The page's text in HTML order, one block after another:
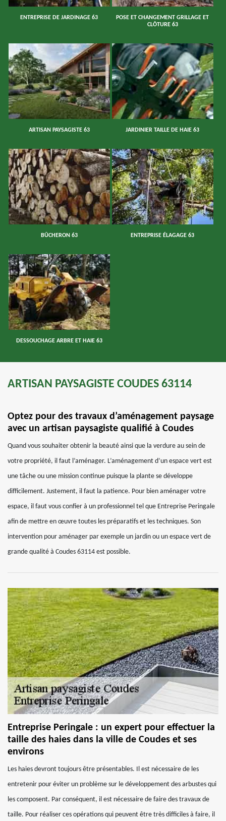
ENTREPRISE DE JARDINAGE 63
POSE ET CHANGEMENT GRILLAGE ET
CLÔTURE 63
ARTISAN PAYSAGISTE 63 JARDINIER TAILLE DE HAIE 63
BÛCHERON 63 ENTREPRISE ÉLAGAGE 63
DESSOUCHAGE ARBRE ET HAIE 63
ARTISAN PAYSAGISTE COUDES 63114
Optez pour des travaux d’aménagement paysage
avec un artisan paysagiste qualifié à Coudes
Quand vous souhaiter obtenir la beauté ainsi que la verdure au sein de
votre propriété, il faut l’aménager. L’aménagement d’un espace vert est
une tâche ou une mission continue puisque la plante se développe
difficilement. Justement, il faut la patience. Pour bien aménager votre
espace, il faut vous confier à un professionnel tel que Entreprise Peringale
afin de mettre en œuvre toutes les préparatifs et les techniques. Son
intervention pour aménager par exemple un jardin ou un espace vert de
grande qualité à Coudes 63114 est possible.
Entreprise Peringale : un expert pour effectuer la
taille des haies dans la ville de Coudes et ses
environs
Les haies devront toujours être présentables. Il est nécessaire de les
entretenir pour éviter un problème sur le développement des arbustes qui
les composent. Par conséquent, il est nécessaire de faire des travaux de
taille. Pour réaliser ces opérations qui peuvent être très difficiles à faire, il